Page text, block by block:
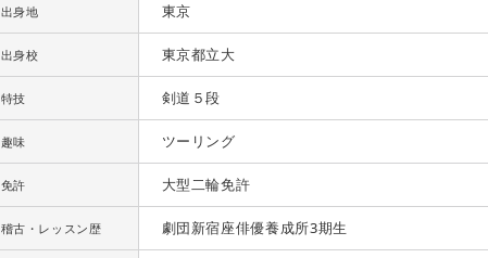
出身地 東京
出身校 東京都立大
特技 剣道５段
趣味 ツーリング
免許 大型二輪免許
稽古・レッスン歴 劇団新宿座俳優養成所3期生